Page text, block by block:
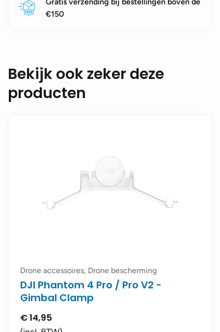
€150
Bekijk ook zeker deze
producten
Drone accessoires, Drone bescherming
DJI Phantom 4 Pro / Pro V2 -
Gimbal Clamp
€14,95